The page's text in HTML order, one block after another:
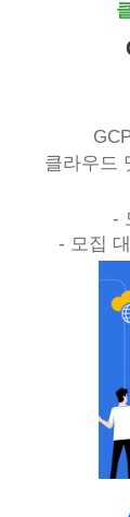
클라우드
-
- 모집